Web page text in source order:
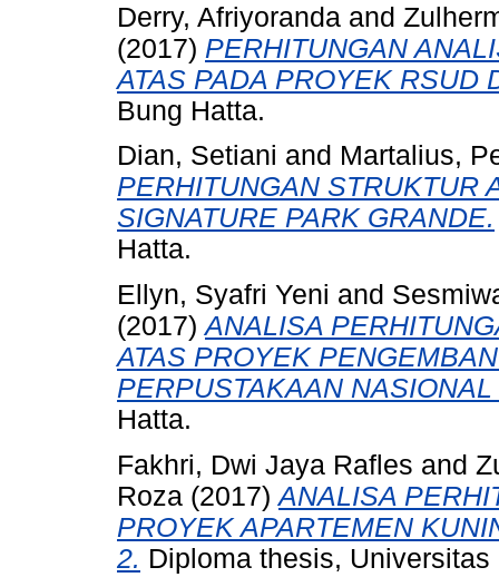
Derry, Afriyoranda and
(2017) PERHITUNGAN
ATAS PADA PROYEK RSUD
Bung Hatta.
Dian, Setiani and Martalius,
PERHITUNGAN STRUKTUR
SIGNATURE PARK GRANDE.
Hatta.
Ellyn, Syafri Yeni and
(2017)ANALISA
ATAS PROYEK
PERPUSTAKAAN NASIONAL
Hatta.
Fakhri, Dwi Jaya Rafles and
Roza (2017)ANALISA
PROYEK APARTEMEN
2. Diploma thesis, Universitas